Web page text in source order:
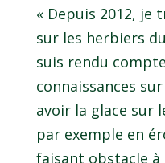
« Depuis 2012, je
sur les herbiers
suis rendu
connaissances
avoir la glace sur
par exemple en
faisant obstacle à